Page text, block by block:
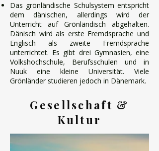
Das grönländische Schulsystem entspricht
dem dänischen, allerdings wird der
Unterricht auf Grönländisch abgehalten.
Dänisch wird als erste Fremdsprache und
Englisch als zweite Fremdsprache
unterrichtet. Es gibt drei Gymnasien, eine
Volkshochschule, Berufsschulen und in
Nuuk eine kleine Universität. Viele
Grönländer studieren jedoch in Dänemark.
Gesellschaft &
Kultur